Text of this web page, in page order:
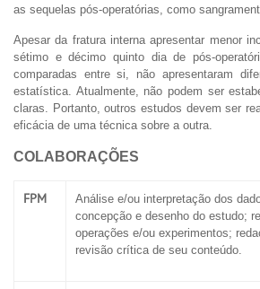
as sequelas pós-operatórias, como
Apesar da fratura interna apresentar menor
sétimo e décimo quinto dia de pós-
comparadas entre si, não apresentaram
estatística. Atualmente, não podem ser
claras. Portanto, outros estudos devem ser
eficácia de uma técnica sobre a outra.
COLABORAÇÕES
FPM
Análise e/ou interpretação dos
concepção e desenho do estudo;
operações e/ou experimentos;
revisão crítica de seu conteúdo.